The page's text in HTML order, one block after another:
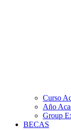
Curso
Año
Group
BECAS